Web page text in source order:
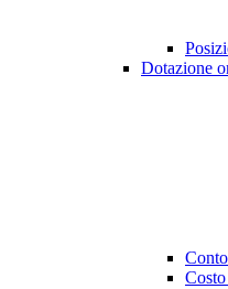
Dotazione